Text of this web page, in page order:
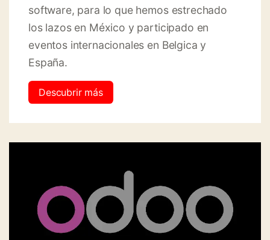
software, para lo que hemos estrechado
los lazos en México y participado en
eventos internacionales en Belgica y
España.
Descubrir más